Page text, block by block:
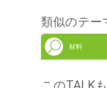
類似のテー
材料
このTALK